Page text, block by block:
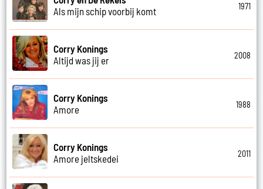
Als mijn schip voorbij komt
1971
Corry Konings
Altijd was jij er
2008
Corry Konings
Amore
1988
Corry Konings
Amore jeltskedei
2011